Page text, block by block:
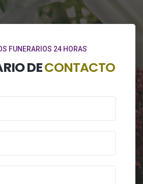
FUNERARIOS 24 HORAS
DECONTACTO